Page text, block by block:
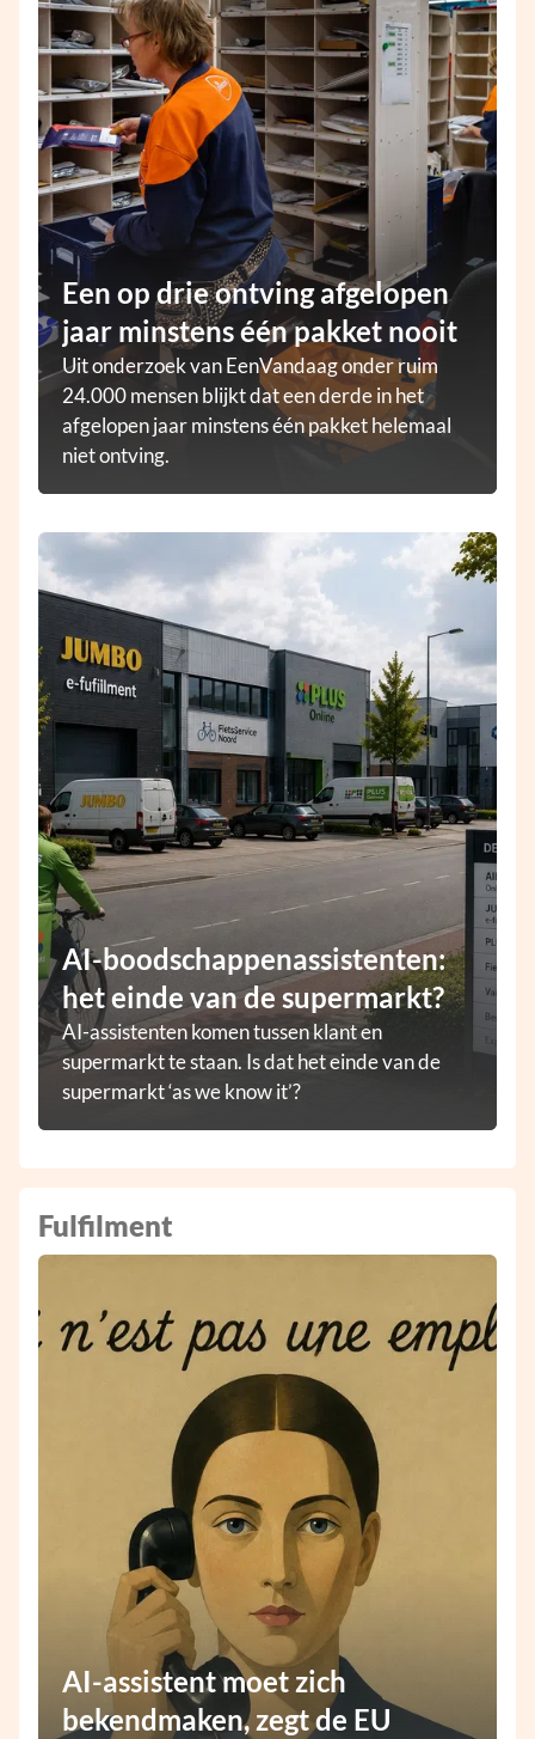
AI-boodschappenassistenten:
het einde van de supermarkt?
AI-assistenten komen tussen klant en
supermarkt te staan. Is dat het einde van de
supermarkt ‘as we know it’?
Een op drie ontving afgelopen
jaar minstens één pakket nooit
Uit onderzoek van EenVandaag onder ruim
24.000 mensen blijkt dat een derde in het
afgelopen jaar minstens één pakket helemaal
niet ontving.
Fulfilment
AI-assistent moet zich
bekendmaken, zegt de EU